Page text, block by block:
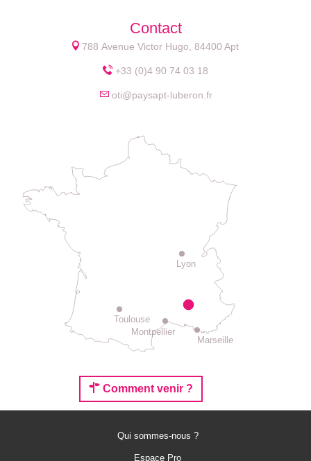
Contact
788 Avenue Victor Hugo, 84400 Apt
+33 (0)4 90 74 03 18
oti@paysapt-luberon.fr
Lyon
Montpellier
Toulouse
Marseille
Comment venir ?
Qui sommes-nous ?
Espace Pro